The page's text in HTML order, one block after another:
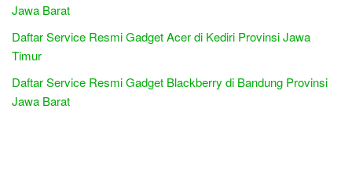
Jawa Barat
Daftar Service Resmi Gadget Acer di Kediri Provinsi Jawa
Timur
Daftar Service Resmi Gadget Blackberry di Bandung Provinsi
Jawa Barat